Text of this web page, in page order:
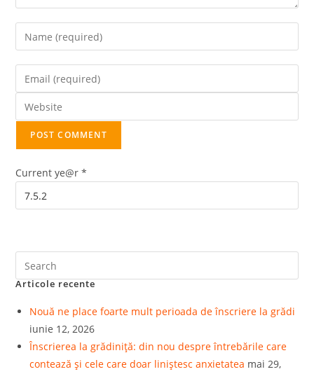
Current ye@r*
Articole recente
Nouă ne place foarte mult perioada de înscriere la grădi
iunie 12, 2026
Înscrierea la grădiniță: din nou despre întrebările care
contează și cele care doar liniștesc anxietatea mai 29,